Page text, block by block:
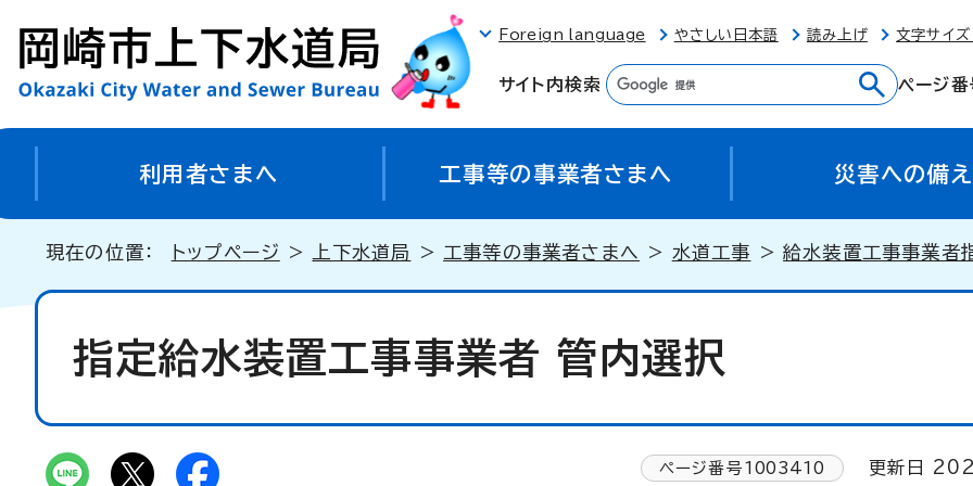
Foreign language やさしい日本語 読み上げ 文字サイズ
サイト内検索 ページ
利用者さまへ 工事等の事業者さまへ 災害への備え
現在の位置： トップページ > 上下水道局 > 工事等の事業者さまへ > 水道工事 >給水装置工事事業者
指定給水装置工事事業者 管内選択
ページ番号 1003410 更新日